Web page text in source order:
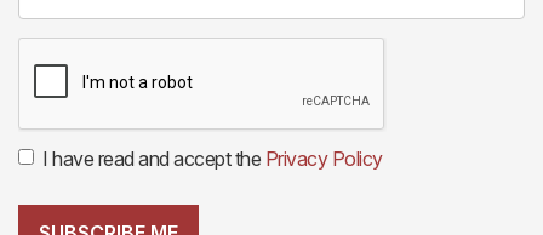
I have read and accept the Privacy Policy